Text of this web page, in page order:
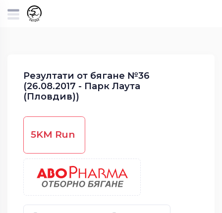
Резултати от бягане №36
(26.08.2017 - Парк Лаута
(Пловдив))
5KM Run